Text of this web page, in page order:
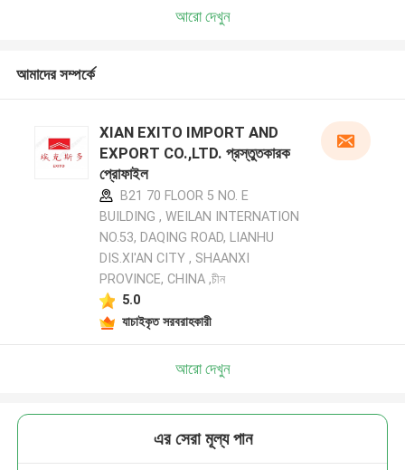
আরো দেখুন
আমাদের সম্পর্কে
XIAN EXITO IMPORT AND
EXPORT CO.,LTD. প্রস্তুতকারক
প্রোফাইল
B21 70 FLOOR 5 NO. E
BUILDING , WEILAN INTERNATION
NO.53, DAQING ROAD, LIANHU
DIS.XI'AN CITY , SHAANXI
PROVINCE, CHINA ,চীন
5.0
যাচাইকৃত সরবরাহকারী
আরো দেখুন
এর সেরা মূল্য পান